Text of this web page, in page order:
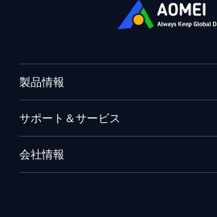
製品情報
サポート＆サービス
会社情報